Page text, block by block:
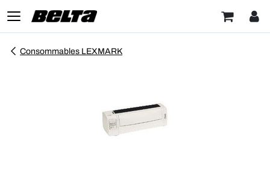
Consommables LEXMARK